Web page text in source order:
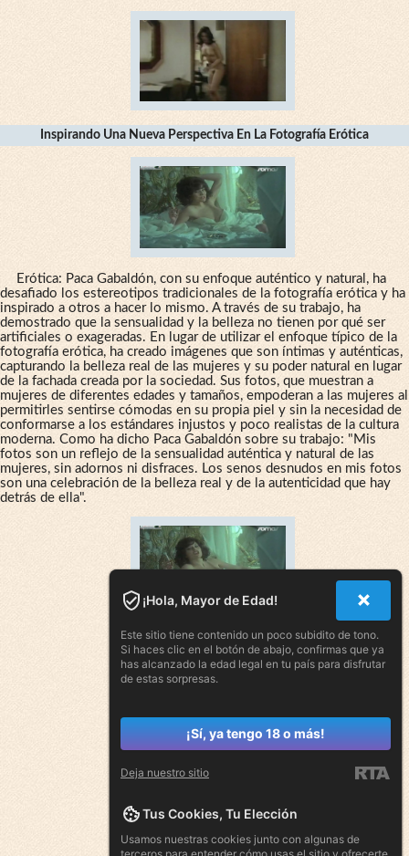
Inspirando Una Nueva Perspectiva En La Fotografía Erótica
Erótica: Paca Gabaldón, con su enfoque auténtico y natural, ha
desafiado los estereotipos tradicionales de la fotografía erótica y ha
inspirado a otros a hacer lo mismo. A través de su trabajo, ha
demostrado que la sensualidad y la belleza no tienen por qué ser
artificiales o exageradas. En lugar de utilizar el enfoque típico de la
fotografía erótica, ha creado imágenes que son íntimas y auténticas,
capturando la belleza real de las mujeres y su poder natural en lugar
de la fachada creada por la sociedad. Sus fotos, que muestran a
mujeres de diferentes edades y tamaños, empoderan a las mujeres al
permitirles sentirse cómodas en su propia piel y sin la necesidad de
conformarse a los estándares injustos y poco realistas de la cultura
moderna. Como ha dicho Paca Gabaldón sobre su trabajo: "Mis
fotos son un reflejo de la sensualidad auténtica y natural de las
mujeres, sin adornos ni disfraces. Los senos desnudos en mis fotos
son una celebración de la belleza real y de la autenticidad que hay
detrás de ella".
¡Hola, Mayor de Edad!
Este sitio tiene contenido un poco subidito de tono.
Si haces clic en el botón de abajo, confirmas que ya
has alcanzado la edad legal en tu país para disfrutar
de estas sorpresas.
¡Sí, ya tengo 18 o más!
Deja nuestro sitio
Tus Cookies, Tu Elección
Usamos nuestras cookies junto con algunas de